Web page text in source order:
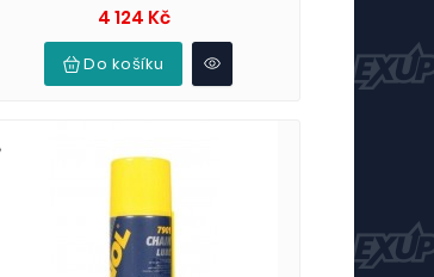
4 124 KčCena
Do košíku